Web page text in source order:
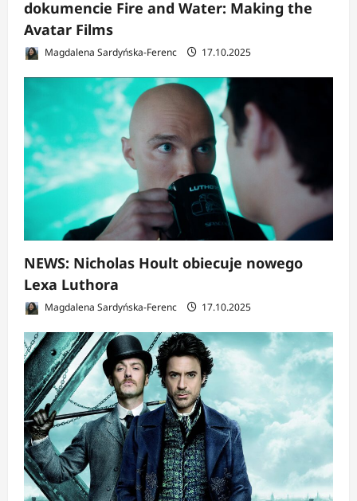
dokumencie Fire and Water: Making the
Avatar Films
Magdalena Sardyńska-Ferenc 17.10.2025
NEWS: Nicholas Hoult obiecuje nowego
Lexa Luthora
Magdalena Sardyńska-Ferenc 17.10.2025